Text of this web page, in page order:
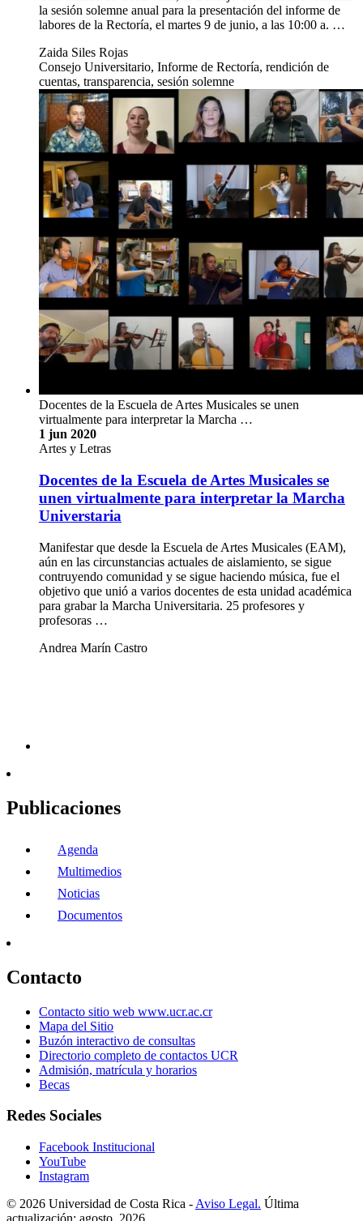
la sesión solemne anual para la presentación del informe de
labores de la Rectoría, el martes 9 de junio, a las 10:00 a. …
Zaida Siles Rojas
Consejo Universitario, Informe de Rectoría, rendición de
cuentas, transparencia, sesión solemne
Docentes de la Escuela de Artes Musicales se unen
virtualmente para interpretar la Marcha …
1 jun 2020
Artes y Letras
Docentes de la Escuela de Artes Musicales se
unen virtualmente para interpretar la Marcha
Universtaria
Manifestar que desde la Escuela de Artes Musicales (EAM),
aún en las circunstancias actuales de aislamiento, se sigue
contruyendo comunidad y se sigue haciendo música, fue el
objetivo que unió a varios docentes de esta unidad académica
para grabar la Marcha Universitaria. 25 profesores y
profesoras …
Andrea Marín Castro
Publicaciones
Agenda
Multimedios
Noticias
Documentos
Contacto
Contacto sitio web www.ucr.ac.cr
Mapa del Sitio
Buzón interactivo de consultas
Directorio completo de contactos UCR
Admisión, matrícula y horarios
Becas
Redes Sociales
Facebook Institucional
YouTube
Instagram
© 2026 Universidad de Costa Rica - Aviso Legal. Última